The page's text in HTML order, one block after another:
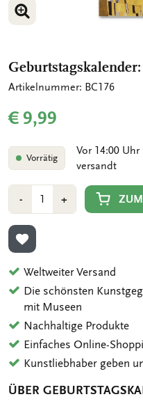
BILD VERGRÖSSERN
BILD VERGRÖSSERN
Artikelnummer: BC176
€ 9,99
Vorrätig
Vor 14:00
versandt
-Min
1
Anzahl
+Plus
1
ZUR WUNSCHLISTE
Weltweiter Versand
Die schönsten
mit Museen
Nachhaltige Produkte
Einfaches Online-
Kunstliebhaber geben
ÜBER